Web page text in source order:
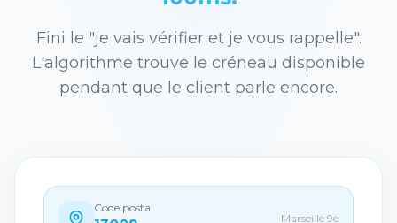
Fini le "je vais vérifier et je vous rappelle".
L'algorithme trouve le créneau disponible
pendant que le client parle encore.
Code postal
Marseille 9e